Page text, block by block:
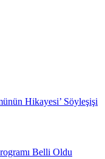
Hikayesi’ Söyleşişi
Belli Oldu